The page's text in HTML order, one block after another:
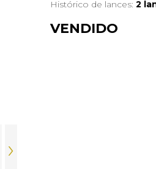
›
Histórico de lances: 2
VENDIDO